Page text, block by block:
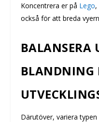
Koncentrera er på Lego
också för att breda
BALANSERA
BLANDNING
Därutöver, variera